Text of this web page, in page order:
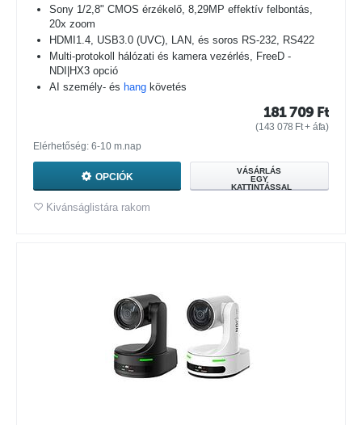
Sony 1/2,8" CMOS érzékelő, 8,29MP effektív felbontás,
20x zoom
HDMI1.4, USB3.0 (UVC), LAN, és soros RS-232, RS422
Multi-protokoll hálózati és kamera vezérlés, FreeD -
NDI|HX3 opció
AI személy- és hang követés
181 709 Ft
(143 078 Ft+ áfa)
Elérhetőség: 6-10 m.nap
OPCIÓK
VÁSÁRLÁS
EGY
KATTINTÁSSAL
Kivánságlistára rakom